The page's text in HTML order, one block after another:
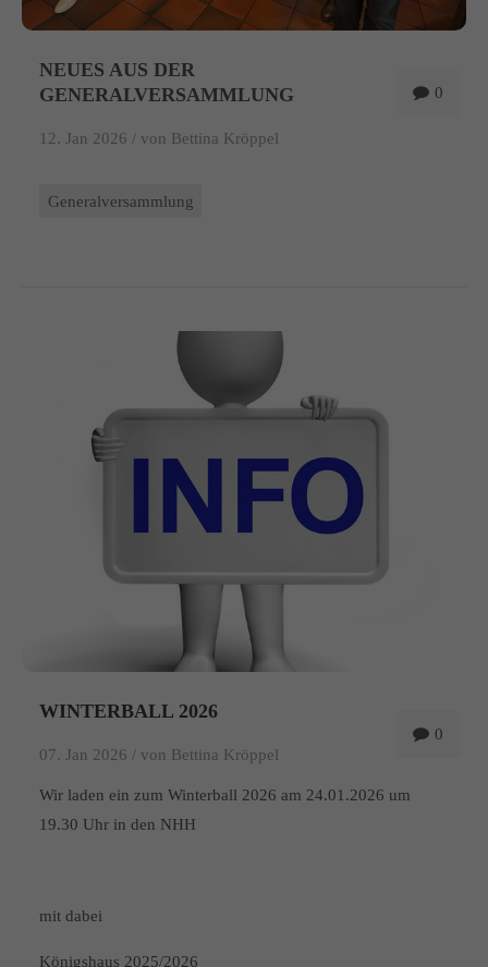
0
NEUES AUS DER
GENERALVERSAMMLUNG
12. Jan 2026 / von Bettina Kröppel
Generalversammlung
0
WINTERBALL 2026
07. Jan 2026 / von Bettina Kröppel
Wir laden ein zum Winterball 2026 am 24.01.2026 um
19.30 Uhr in den NHH
mit dabei
Königshaus 2025/2026